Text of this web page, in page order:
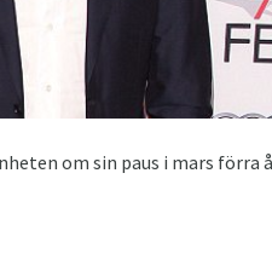
om sin paus i mars förra